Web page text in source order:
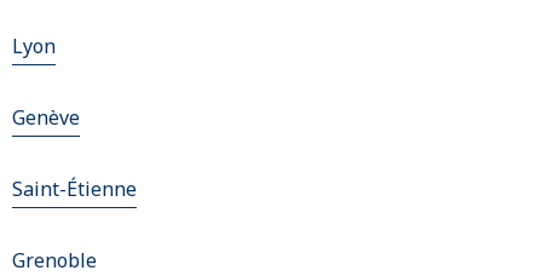
Lyon
Genève
Saint-Étienne
Grenoble